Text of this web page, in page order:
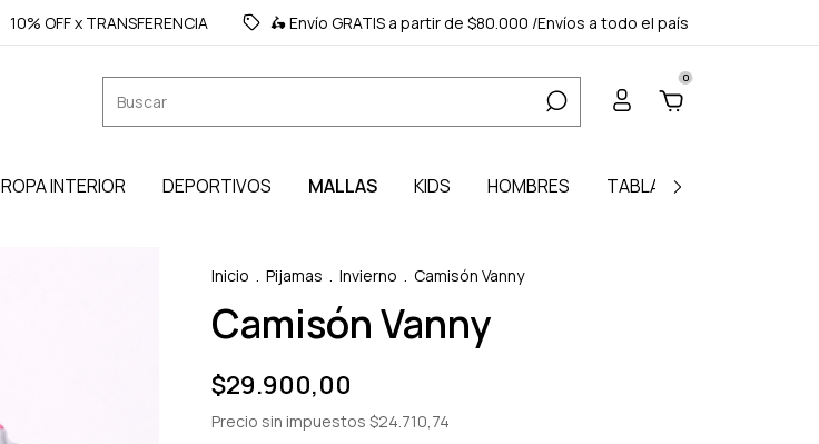
10% OFF x TRANSFERENCIA 🛵 Envío GRATIS a partir de $80.000 /Envíos a todo el país
0
ROPA INTERIOR DEPORTIVOS MALLAS KIDS HOMBRES TABLA DE MEDIDAS
Inicio . Pijamas . Invierno . Camisón Vanny
Camisón Vanny
$29.900,00
Precio sin impuestos $24.710,74